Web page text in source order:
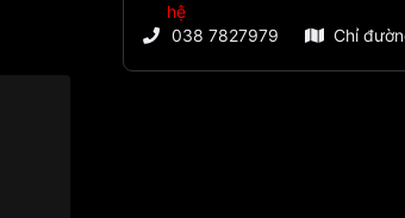
hệ
038 7827979
Chỉ